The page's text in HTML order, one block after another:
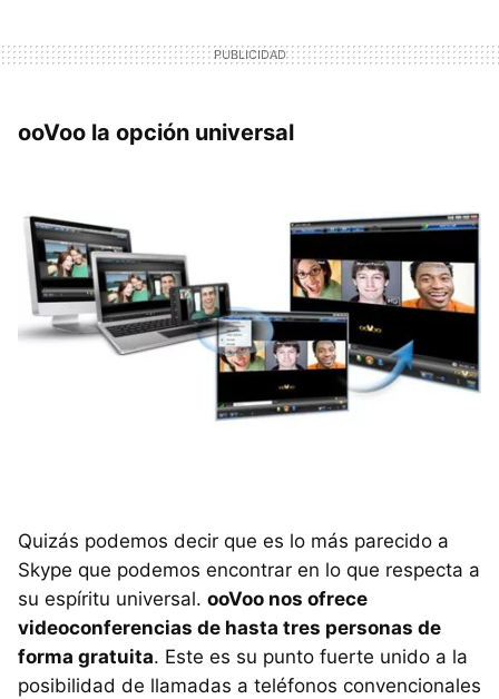
ooVoo la opción universal
Quizás podemos decir que es lo más parecido a
Skype que podemos encontrar en lo que respecta a
su espíritu universal. ooVoo nos ofrece
videoconferencias de hasta tres personas de
forma gratuita. Este es su punto fuerte unido a la
posibilidad de llamadas a teléfonos convencionales